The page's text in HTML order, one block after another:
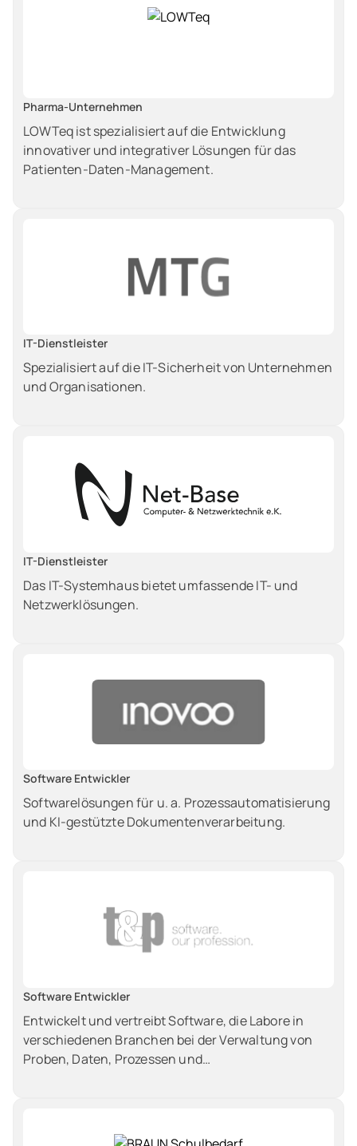
Pharma-Unternehmen
LOWTeq ist spezialisiert auf die Entwicklung
innovativer und integrativer Lösungen für das
Patienten-Daten-Management.
IT-Dienstleister
Spezialisiert auf die IT-Sicherheit von Unternehmen
und Organisationen.
IT-Dienstleister
Das IT-Systemhaus bietet umfassende IT- und
Netzwerklösungen.
Software Entwickler
Softwarelösungen für u. a. Prozessautomatisierung
und KI‑gestützte Dokumentenverarbeitung.
Software Entwickler
Entwickelt und vertreibt Software, die Labore in
verschiedenen Branchen bei der Verwaltung von
Proben, Daten, Prozessen und